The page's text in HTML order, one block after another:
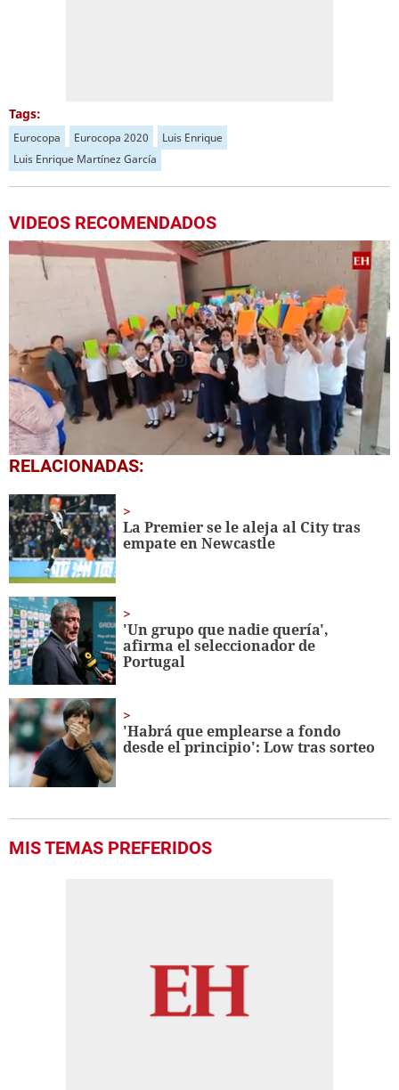
Tags:
Eurocopa Eurocopa 2020
Luis Enrique
Luis Enrique Martínez García
VIDEOS RECOMENDADOS
0
seconds
1
minute,
56
seconds
RELACIONADAS:
La Premier se le aleja al City tras
empate en Newcastle
'Un grupo que nadie quería',
afirma el seleccionador de
Portugal
'Habrá que emplearse a fondo
desde el principio': Low tras sorteo
MIS TEMAS PREFERIDOS